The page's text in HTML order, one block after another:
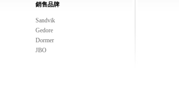
銷售品牌
Sandvik
Gedore
Dormer
JBO